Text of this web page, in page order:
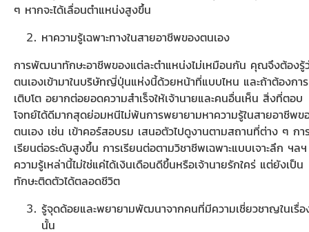
ๆ หากจะได้เลื่อนตำแหน่งสูงขึ้น
หาความรู้เฉพาะทางในสายอาชีพของตนเอง
การพัฒนาทักษะอาชีพของแต่ละตำแหน่งไม่เหมือนกัน คุณจึงต้องรู้
ตนเองเข้ามาในบริษัทญี่ปุ่นแห่งนี้ด้วยหน้าที่แบบไหน และถ้าต้องการ
เติบโต อยากต่อยอดความสำเร็จให้เจ้านายและคนอื่นเห็น สิ่งที่ตอบ
โจทย์ได้ดีมากสุดย่อมหนีไม่พ้นการพยายามหาความรู้ในสายอาชีพข
ตนเอง เช่น เข้าคอร์สอบรม เสนอตัวไปดูงานตามสถานที่ต่าง ๆ กา
เรียนต่อระดับสูงขึ้น การเรียนต่อตามวิชาชีพเฉพาะแบบเจาะลึก ฯลฯ
ความรู้เหล่านี้ไม่ใช่แค่ได้เงินเดือนดีขึ้นหรือเจ้านายรักใคร่ แต่ยังเป็น
ทักษะติดตัวได้ตลอดชีวิต
รู้จุดด้อยและพยายามพัฒนาจากคนที่มีความเชี่ยวชาญในเรื่อ
นั้น